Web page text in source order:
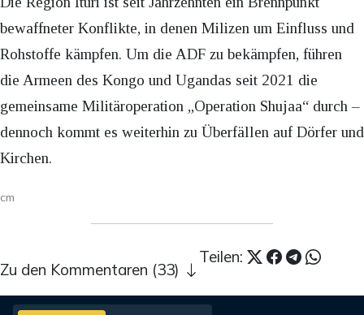
bewaffneter Konflikte, in denen Milizen um Einfluss und
Rohstoffe kämpfen. Um die ADF zu bekämpfen, führen
die Armeen des Kongo und Ugandas seit 2021 die
gemeinsame Militäroperation „Operation Shujaa“ durch –
dennoch kommt es weiterhin zu Überfällen auf Dörfer und
Kirchen.
cm
Teilen:
Zu den Kommentaren (33)